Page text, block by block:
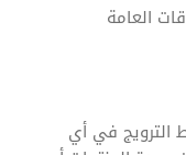
العامة
الترويج في أي